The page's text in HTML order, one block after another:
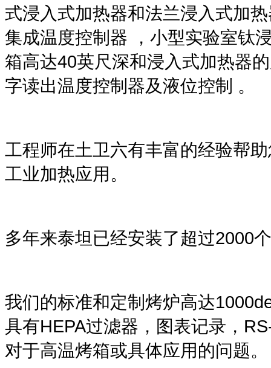
式浸入式加热器和法兰浸入式加
集成温度控制器
，小型实验室钛
箱高达40英尺深和浸入式加热器
字读出温度控制器及液位控制 。
工程师在土卫六有丰富的经验帮
工业加热应用。
多年来泰坦已经安装了超过2000
我们的标准和定制烤炉高达
具有HEPA过滤器，图表记录，
对于高温烤箱或具体应用的问题。